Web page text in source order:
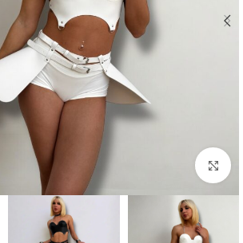
תַּפְרִיט
הֵנְּגִישׁוּת
Click to enlarge